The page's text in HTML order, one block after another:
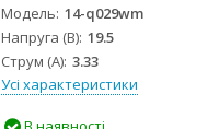
Модель 14-q029wm
Напруга (В) 19.5
Струм (А) 3.33
Усі характеристики